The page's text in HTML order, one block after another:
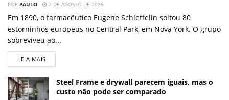
POR PAULO 7 DE AGOSTO DE 2026
Em 1890, o farmacêutico Eugene Schieffelin soltou 80
estorninhos europeus no Central Park, em Nova York. O grupo
sobreviveu ao...
LEIA MAIS
Steel Frame e drywall parecem iguais, mas o
custo não pode ser comparado